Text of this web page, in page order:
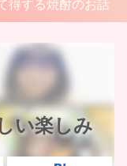
得する焼酎のお話
い楽しみ